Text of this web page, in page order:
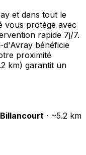
et dans tout le
vous protège avec
rapide 7j/7.
d'Avray bénéficie
proximité
km) garantit un
· ~5.2 km